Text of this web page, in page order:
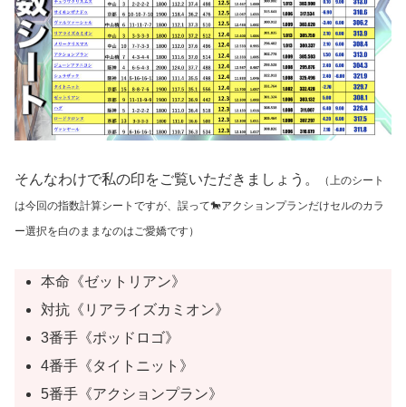
そんなわけで私の印をご覧いただきましょう。
（上のシート
は今回の指数計算シートですが、誤って🐎アクションプランだけセルのカラ
ー選択を白のままなのはご愛嬌です）
本命《ゼットリアン》
対抗《リアライズカミオン》
3番手《ポッドロゴ》
4番手《タイトニット》
5番手《アクションプラン》